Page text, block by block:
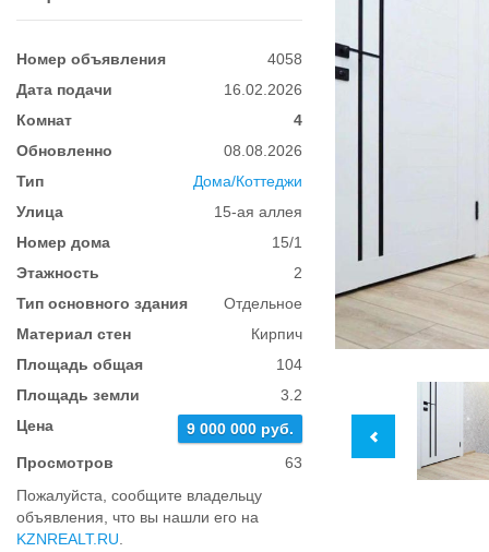
Номер объявления
4058
Дата подачи
16.02.2026
Комнат
4
Обновленно
08.08.2026
Тип
Дома/Коттеджи
Улица
15-ая аллея
Номер дома
15/1
Этажность
2
Тип основного здания
Отдельное
Материал стен
Кирпич
Площадь общая
104
Площадь земли
3.2
Цена
9 000 000 руб.
Просмотров
63
Пожалуйста, сообщите владельцу
объявления, что вы нашли его на
KZNREALT.RU